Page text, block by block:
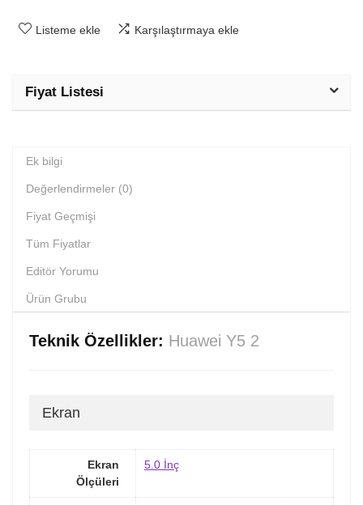
Listeme ekle Karşılaştırmaya ekle
Fiyat Listesi
Ek bilgi
Değerlendirmeler (0)
Fiyat Geçmişi
Tüm Fiyatlar
Editör Yorumu
Ürün Grubu
Teknik Özellikler: Huawei Y5 2
Ekran
Ekran
Ölçüleri
5.0 İnç